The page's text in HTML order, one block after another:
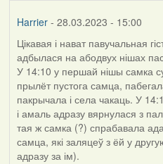
Harrier- 28.03.2023 - 15:00
Цікавая і нават павучальная
адбылася на абодвух нішах
У 14:10 у першай нішы самка
прылёт пустога самца,
пакрычала і села чакаць. У
і амаль адразу вярнулася з
тая ж самка (?) спрабавала
самца, які заляцеў з ёй у
адразу за ім).